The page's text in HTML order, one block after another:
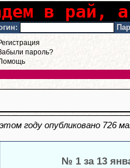
в рай,
пароль?
году опубликовано 726
№ 1 за 13